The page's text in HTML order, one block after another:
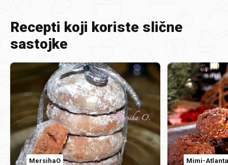
Recepti koji koriste slične
sastojke
MersihaO Mimi-Atlanta